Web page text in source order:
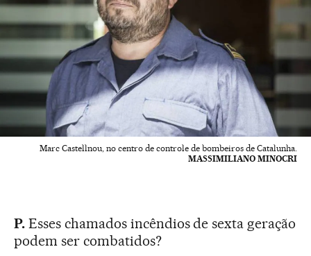
Marc Castellnou, no centro de controle de bombeiros de Catalunha.
MASSIMILIANO MINOCRI
P.Esses chamados incêndios de sexta geração
podem ser combatidos?